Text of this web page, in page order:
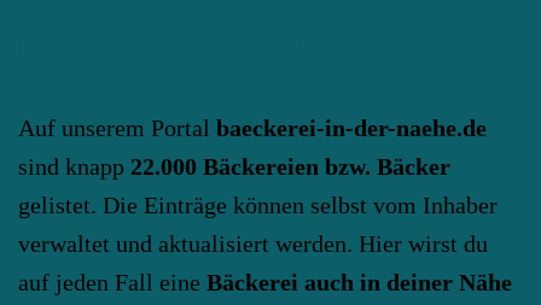
Auf unserem Portal baeckerei-in-der-naehe.de
sind knapp 22.000 Bäckereien bzw. Bäcker
gelistet. Die Einträge können selbst vom Inhaber
verwaltet und aktualisiert werden. Hier wirst du
auf jeden Fall eine Bäckerei auch in deiner Nähe